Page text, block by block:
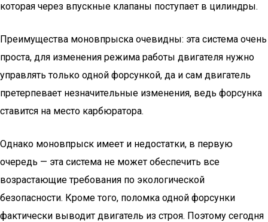
которая через впускные клапаны поступает в цилиндры.
Преимущества моновпрыска очевидны: эта система очень
проста, для изменения режима работы двигателя нужно
управлять только одной форсункой, да и сам двигатель
претерпевает незначительные изменения, ведь форсунка
ставится на место карбюратора.
Однако моновпрыск имеет и недостатки, в первую
очередь — эта система не может обеспечить все
возрастающие требования по экологической
безопасности. Кроме того, поломка одной форсунки
фактически выводит двигатель из строя. Поэтому сегодня